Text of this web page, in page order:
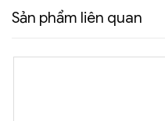
Sản phẩm liên quan